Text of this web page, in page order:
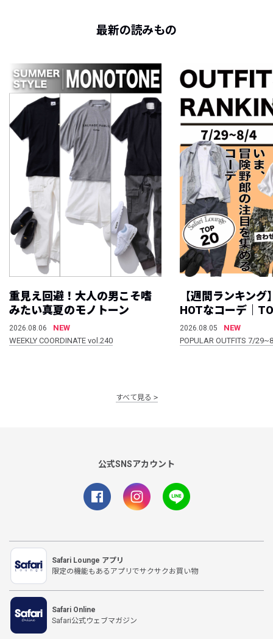
最新の読みもの
重見え回避！大人の男こそ嗜
みたい真夏のモノトーン
2026.08.06
NEW
WEEKLY COORDINATE vol.240
【週間ランキング
HOTなコーデ｜
2026.08.05
NEW
POPULAR OUTFITS 7/
すべて見る
公式SNSアカウント
Safari Lounge アプリ
限定の機能もあるアプリでサクサクお買い物
Safari Online
Safari公式ウェブマガジン